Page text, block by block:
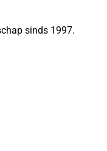
sinds 1997.